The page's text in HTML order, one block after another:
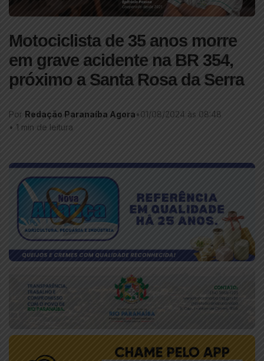
Motociclista de 35 anos morre
em grave acidente na BR 354,
próximo a Santa Rosa da Serra
Por Redação Paranaíba Agora•01/08/2024 às 08:48
• 1 min de leitura